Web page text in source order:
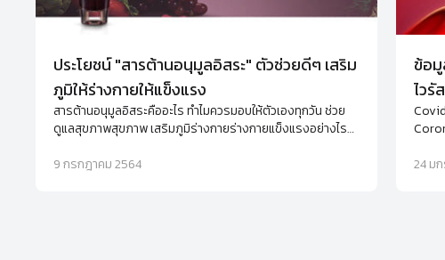
ประโยชน์ "สารต้านอนุมูลอิสระ" ตัวช่วยดีๆ เสริม
ภูมิให้ร่างกายให้แข็งแรง
สารต้านอนุมูลอิสระคืออะไร ทำไมควรมอบให้ตัวเองทุกวัน ช่วย
ดูแลสุขภาพสุขภาพ เสริมภูมิร่างกายร่างกายแข็งแรงอย่างไร
9 กรกฎาคม 2564
ข้อ
ไวรั
24 ม